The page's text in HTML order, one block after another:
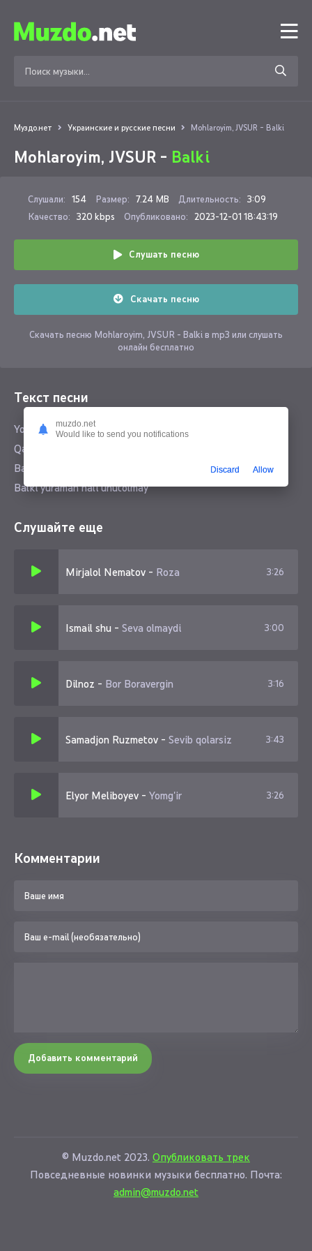
Муздо.нет Украинские и русские песни Mohlaroyim, JVSUR - Balki
Mohlaroyim, JVSUR - Balki
Слушали: 154 Размер: 7.24 MB Длительность: 3:09
Качество: 320 kbps Опубликовано: 2023-12-01 18:43:19
Слушать песню
Скачать песню
Скачать песню Mohlaroyim, JVSUR - Balki в mp3 или слушать
онлайн бесплатно
Текст песни
Yoningda turibman keta olmay
Qalbimda nima bor bila olmay
Balki bu navbatdagi hatoyimmi
Balki yuraman hali unutolmay
Слушайте еще
Mirjalol Nematov - Roza 3:26
Ismail shu - Seva olmaydi 3:00
Dilnoz - Bor Boravergin 3:16
Samadjon Ruzmetov - Sevib qolarsiz 3:43
Elyor Meliboyev - Yomg'ir 3:26
Комментарии
Добавить комментарий
© Muzdo.net 2023. Опубликовать трек
Повседневные новинки музыки бесплатно. Почта:
admin@muzdo.net
muzdo.net
Would like to send you notifications
Discard Allow